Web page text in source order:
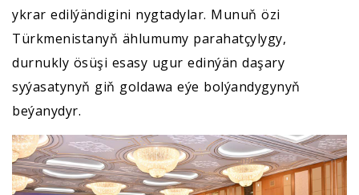
ykrar edilýändigini nygtadylar. Munuň özi
Türkmenistanyň ählumumy parahatçylygy,
durnukly ösüşi esasy ugur edinýän daşary
syýasatynyň giň goldawa eýe bolýandygynyň
beýanydyr.